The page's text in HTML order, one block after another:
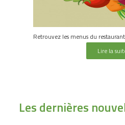
Retrouvez les menus du
Lire la
Les dernières